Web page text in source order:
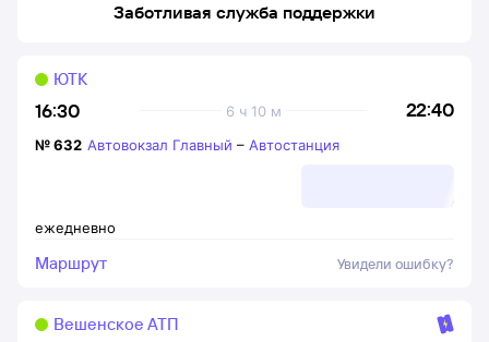
Заботливая служба поддержки
16:30 22:40
6 ч 10 м
ЮТК
ежедневно
№632 Автовокзал Главный – Автостанция
Маршрут Увидели ошибку?
Вешенское АТП